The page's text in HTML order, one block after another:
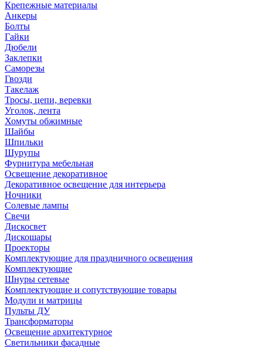
Крепежные материалы
Анкеры
Болты
Гайки
Дюбели
Заклепки
Саморезы
Гвозди
Такелаж
Тросы, цепи, веревки
Уголок, лента
Хомуты обжимные
Шайбы
Шпильки
Шурупы
Фурнитура мебельная
Освещение декоративное
Декоративное освещение для интерьера
Ночники
Солевые лампы
Свечи
Дискосвет
Дискошары
Проекторы
Комплектующие для праздничного освещения
Комплектующие
Шнуры сетевые
Комплектующие и сопутствующие товары
Модули и матрицы
Пульты ДУ
Трансформаторы
Освещение архитектурное
Светильники фасадные